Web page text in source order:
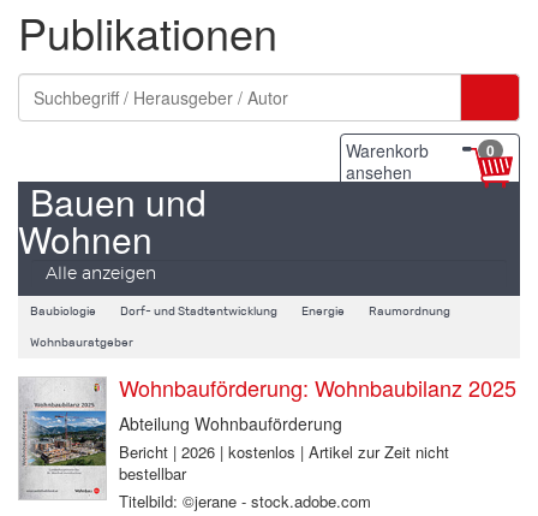
Publikationen
Warenkorb
ansehen
0
Bauen und
Wohnen
Alle anzeigen
Baubiologie Dorf- und Stadtentwicklung Energie Raumordnung
Wohnbauratgeber
Wohnbauförderung: Wohnbaubilanz 2025
Abteilung Wohnbauförderung
Bericht | 2026 | kostenlos | Artikel zur Zeit nicht
bestellbar
Titelbild: ©jerane - stock.adobe.com